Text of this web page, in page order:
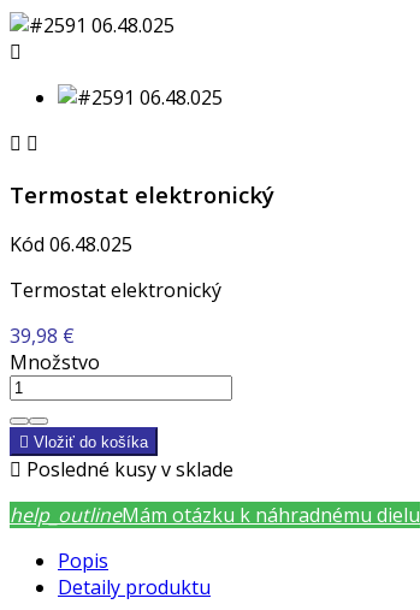

 
Termostat elektronický
Kód 06.48.025
Termostat elektronický
39,98 €
Množstvo
 Vložiť do košíka
 Posledné kusy v sklade
help_outlineMám otázku k náhradnému dielu
Popis
Detaily produktu